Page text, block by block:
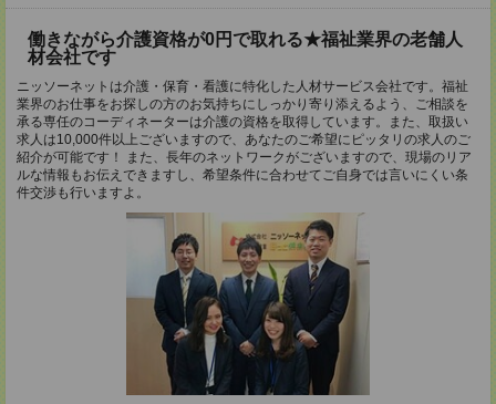
働きながら介護資格が0円で取れる★福祉業界の老舗人
材会社です
ニッソーネットは介護・保育・看護に特化した人材サービス会社です。福祉
業界のお仕事をお探しの方のお気持ちにしっかり寄り添えるよう、ご相談を
承る専任のコーディネーターは介護の資格を取得しています。また、取扱い
求人は10,000件以上ございますので、あなたのご希望にピッタリの求人のご
紹介が可能です！ また、長年のネットワークがございますので、現場のリア
ルな情報もお伝えできますし、希望条件に合わせてご自身では言いにくい条
件交渉も行いますよ。